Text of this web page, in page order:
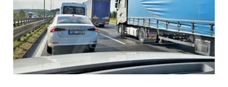
bojují
se
správným
uhýbáním
„majákům“.
Zmatkují,
blokují
a
neumí